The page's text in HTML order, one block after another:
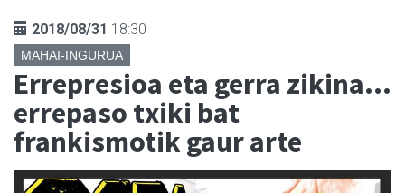
2018/08/31 18:30
MAHAI-INGURUA
Errepresioa eta gerra zikina...
errepaso txiki bat
frankismotik gaur arte